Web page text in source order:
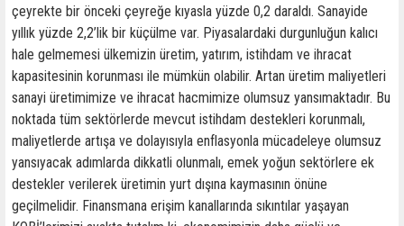
çeyrekte bir önceki çeyreğe kıyasla yüzde 0,2 daraldı. Sanayide
yıllık yüzde 2,2’lik bir küçülme var. Piyasalardaki durgunluğun kalıcı
hale gelmemesi ülkemizin üretim, yatırım, istihdam ve ihracat
kapasitesinin korunması ile mümkün olabilir. Artan üretim maliyetleri
sanayi üretimimize ve ihracat hacmimize olumsuz yansımaktadır. Bu
noktada tüm sektörlerde mevcut istihdam destekleri korunmalı,
maliyetlerde artışa ve dolayısıyla enflasyonla mücadeleye olumsuz
yansıyacak adımlarda dikkatli olunmalı, emek yoğun sektörlere ek
destekler verilerek üretimin yurt dışına kaymasının önüne
geçilmelidir. Finansmana erişim kanallarında sıkıntılar yaşayan